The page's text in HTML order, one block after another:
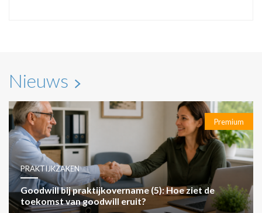
Nieuws
Premium
PRAKTIJKZAKEN
Goodwill bij praktijkovername (5): Hoe ziet de
toekomst van goodwill eruit?